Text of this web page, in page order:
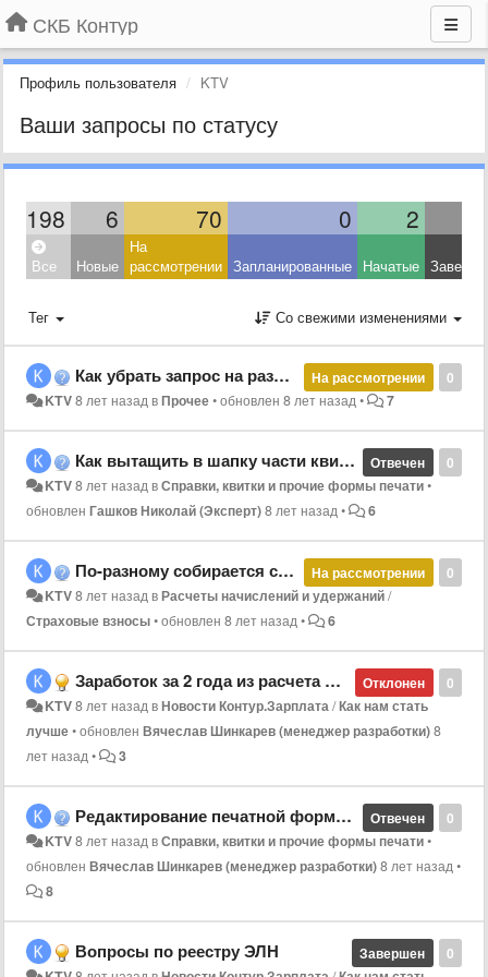
СКБ Контур
Профиль пользователя KTV
Ваши запросы по статусу
198 6 70 0 2
Все Новые
На
рассмотрении Запланированные Начатые
Тег Со свежими изменениями
0
На рассмотрении
Как убрать запрос на разноску в кассовой ведомости?
KTV8 лет назадвПрочее•обновлен8 лет назад• 7
0
Отвечен
Как вытащить в шапку части квитка РВ по виду?
KTV8 лет назадвСправки, квитки и прочие формы печати•
обновлен Гашков Николай (Эксперт)8 лет назад• 6
0
На рассмотрении
По-разному собирается сумма несчастного случая в разных сводах
KTV8 лет назадвРасчеты начислений и удержаний/
Страховые взносы•обновлен 8 лет назад• 6
0
Отклонен
Заработок за 2 года из расчета МРОТ в заполненном ЭЛН
KTV8 лет назадвНовости Контур.Зарплата/Как нам стать
лучше•обновлен Вячеслав Шинкарев (менеджер разработки)8
лет назад• 3
0
Отвечен
Редактирование печатной формы справки о среднем заработке при расчете БЛ
KTV8 лет назадвСправки, квитки и прочие формы печати•
обновлен Вячеслав Шинкарев (менеджер разработки)8 лет назад•
8
0
Завершен
Вопросы по реестру ЭЛН